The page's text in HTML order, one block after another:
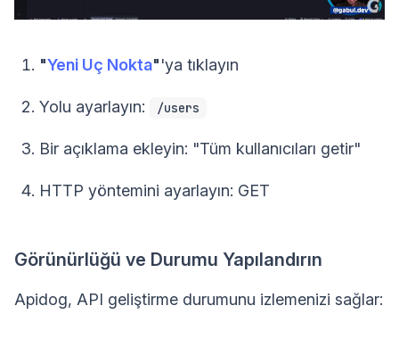
"Yeni Uç Nokta"'ya tıklayın
Yolu ayarlayın: /users
Bir açıklama ekleyin: "Tüm kullanıcıları getir"
HTTP yöntemini ayarlayın: GET
Görünürlüğü ve Durumu Yapılandırın
Apidog, API geliştirme durumunu izlemenizi sağlar: